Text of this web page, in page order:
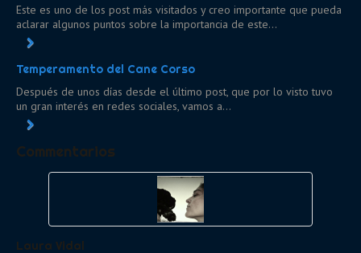
Este es uno de los post más visitados y creo importante que pueda
aclarar algunos puntos sobre la importancia de este...
Temperamento del Cane Corso
Después de unos días desde el último post, que por lo visto tuvo
un gran interés en redes sociales, vamos a...
Commentarios
Laura Vidal